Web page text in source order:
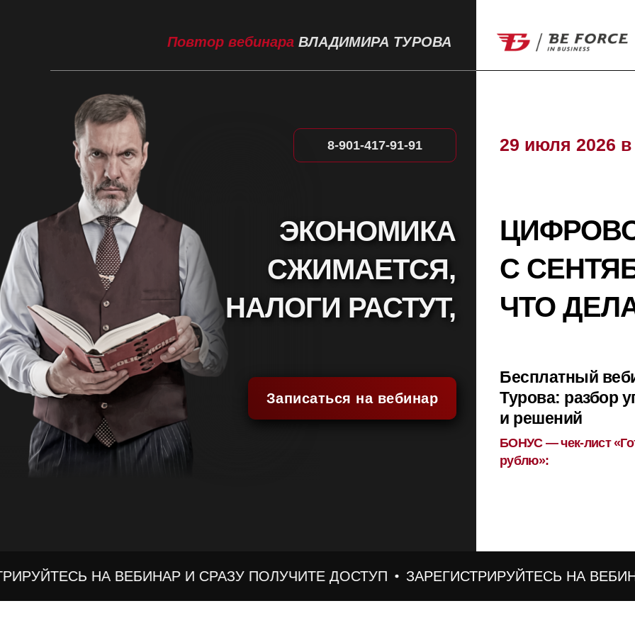
ЭКОНОМИКА
СЖИМАЕТСЯ,
НАЛОГИ РАСТУТ,
Повтор вебинара ВЛАДИМИРА ТУРОВА
С
ЧТО
29 июля 2026
Записаться на вебинар
Бесплатный
Турова: разбор
и решений
БОНУС — чек-лист
рублю»:
8-901-417-91-91
НА ВЕБИНАР И СРАЗУ ПОЛУЧИТЕ ДОСТУП ЗАРЕГИСТРИРУЙТЕСЬ НА